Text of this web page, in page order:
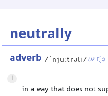
neutrally
adverb /ˈnjuːtrəli/UK
1
in a way that does not